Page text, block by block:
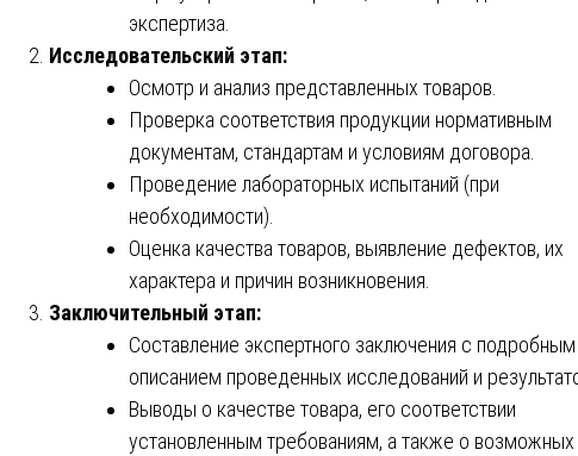
экспертиза.
Исследовательский этап:
Осмотр и анализ представленных товаров.
Проверка соответствия продукции нормативным
документам, стандартам и условиям договора.
Проведение лабораторных испытаний (при
необходимости).
Оценка качества товаров, выявление дефектов, их
характера и причин возникновения.
Заключительный этап:
Составление экспертного заключения с подробным
описанием проведенных исследований и
Выводы о качестве товара, его соответствии
установленным требованиям, а также о возможных